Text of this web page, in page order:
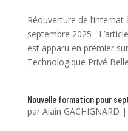
Réouverture de
septembre 2025 L’article
est apparu en premier
Technologique Privé
Nouvelle formation pour
par Alain GACHIGNARD |